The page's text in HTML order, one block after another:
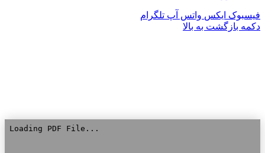
فیسبوک ایکس واتس آپ تلگرام
دکمه بازگشت به بالا